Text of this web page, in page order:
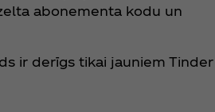
abonementa kodu un
ir derīgs tikai jauniem Tinder